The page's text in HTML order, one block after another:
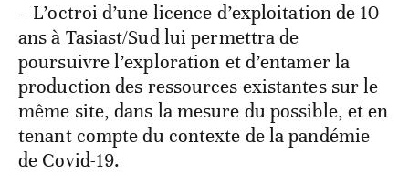
– L’octroi d’une licence d’exploitation de 10
ans à Tasiast/Sud lui permettra de
poursuivre l’exploration et d’entamer la
production des ressources existantes sur le
même site, dans la mesure du possible, et en
tenant compte du contexte de la pandémie
de Covid-19.